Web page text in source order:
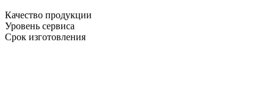
Качество продукции
Уровень сервиса
Срок изготовления